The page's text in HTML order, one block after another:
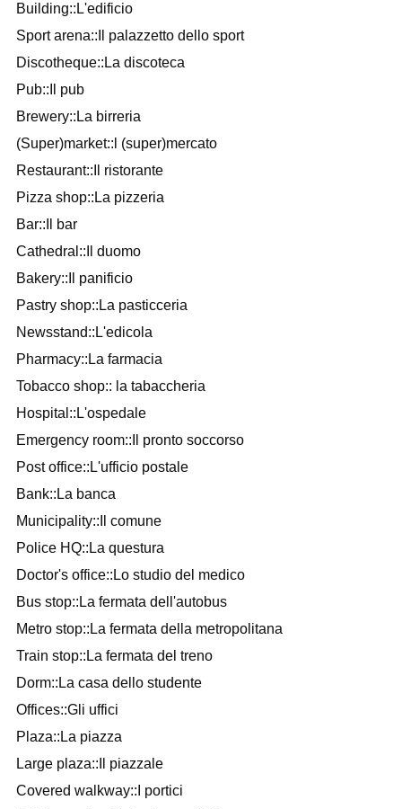
Building::L'edificio
Sport arena::Il palazzetto dello sport
Discotheque::La discoteca
Pub::Il pub
Brewery::La birreria
(Super)market::l (super)mercato
Restaurant::Il ristorante
Pizza shop::La pizzeria
Bar::Il bar
Cathedral::Il duomo
Bakery::Il panificio
Pastry shop::La pasticceria
Newsstand::L'edicola
Pharmacy::La farmacia
Tobacco shop:: la tabaccheria
Hospital::L'ospedale
Emergency room::Il pronto soccorso
Post office::L'ufficio postale
Bank::La banca
Municipality::Il comune
Police HQ::La questura
Doctor's office::Lo studio del medico
Bus stop::La fermata dell'autobus
Metro stop::La fermata della metropolitana
Train stop::La fermata del treno
Dorm::La casa dello studente
Offices::Gli uffici
Plaza::La piazza
Large plaza::Il piazzale
Covered walkway::I portici